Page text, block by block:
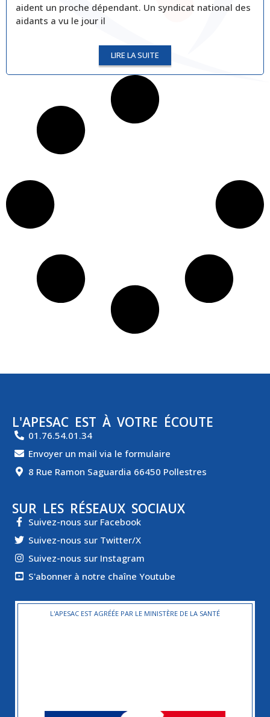
aident un proche dépendant. Un syndicat national des
aidants a vu le jour il
LIRE LA SUITE
L'APESAC EST À VOTRE ÉCOUTE
01.76.54.01.34
Envoyer un mail via le formulaire
8 Rue Ramon Saguardia 66450 Pollestres
SUR LES RÉSEAUX SOCIAUX
Suivez-nous sur Facebook
Suivez-nous sur Twitter/X
Suivez-nous sur Instagram
S'abonner à notre chaîne Youtube
L'APESAC EST AGRÉÉE PAR LE MINISTÈRE DE LA SANTÉ